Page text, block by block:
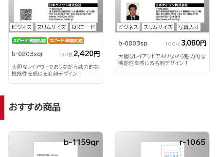
ビジネス スリムサイズ QRコード
スピード1時間対応 スピード3時間対応
b-0803sqr 100枚 2,420円
大胆なレイアウトでありながら魅力的な
機能性を感じる名刺デザイン！
ビジネス スリムサイズ 写真入り
b-0803sp 100枚 3,080円
大胆なレイアウトでありながら魅力的な
機能性を感じる名刺デザイン！
おすすめ商品
b-1159qr r-1065